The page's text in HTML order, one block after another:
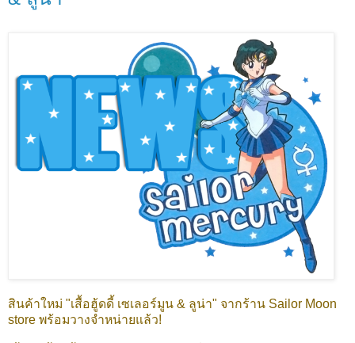
สินค้าใหม่ "เสื้อฮู้ดดี้ เซเลอร์มูน & ลูน่า" จากร้าน Sailor Moon
store พร้อมวางจำหน่ายแล้ว!